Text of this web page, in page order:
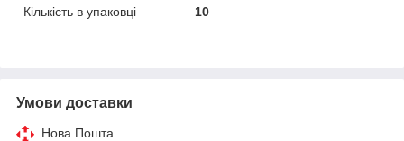
Кількість в упаковці
10
Умови доставки
Нова Пошта